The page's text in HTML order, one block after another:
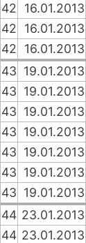
42
16.01.2013
42
16.01.2013
42
16.01.2013
43 19.01.2013
43 19.01.2013
43 19.01.2013
43 19.01.2013
43 19.01.2013
43 19.01.2013
43 19.01.2013
44 23.01.2013
44 23.01.2013